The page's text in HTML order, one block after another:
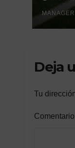
de
MANAGER
Deja
Tu
Comentario